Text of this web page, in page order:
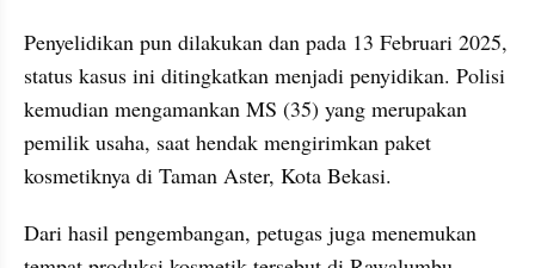
Penyelidikan pun dilakukan dan pada 13 Februari 2025,
status kasus ini ditingkatkan menjadi penyidikan. Polisi
kemudian mengamankan MS (35) yang merupakan
pemilik usaha, saat hendak mengirimkan paket
kosmetiknya di Taman Aster, Kota Bekasi.
Dari hasil pengembangan, petugas juga menemukan